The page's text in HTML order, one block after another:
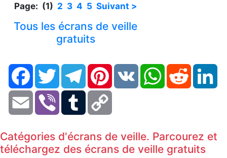
Page: (1) 2 3 4 5 Suivant >
Tous les écrans de veille
gratuits
FacebookTwitter TelegramPinterestVK WhatsAppReddit
Email Viber Tumblr
Catégories d'écrans de veille. Parcourez et
téléchargez des écrans de veille gratuits